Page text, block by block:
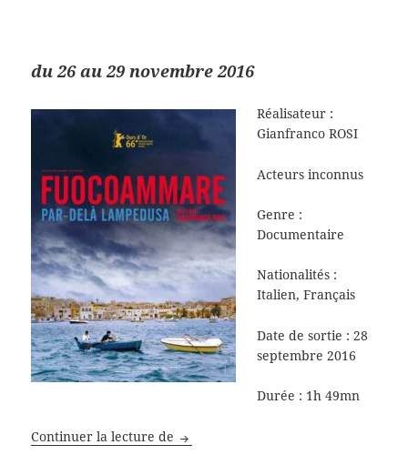
du 26 au 29 novembre 2016
Réalisateur :
Gianfranco ROSI
Acteurs inconnus
Genre :
Documentaire
Nationalités :
Italien, Français
Date de sortie : 28
septembre 2016
Durée : 1h 49mn
Continuer la lecture de Fuocoammare, par-delà Lampedusa